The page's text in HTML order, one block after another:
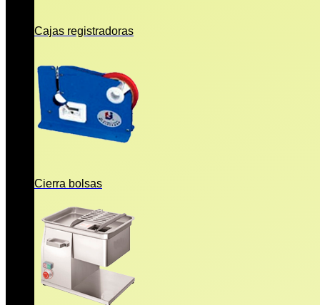
Cajas registradoras
Cierra bolsas